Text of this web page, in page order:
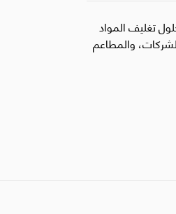
تغليف المواد
والمطاعم